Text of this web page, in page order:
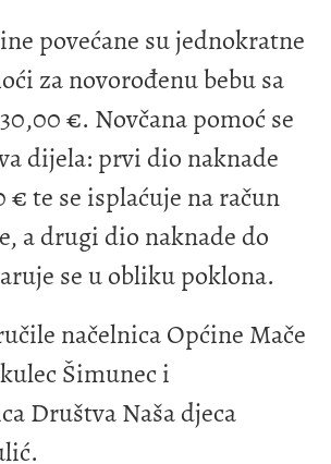
povećane su jednokratne
za novorođenu bebu sa
€. Novčana pomoć se
dijela: prvi dio naknade
te se isplaćuje na račun
a drugi dio naknade do
se u obliku poklona.
načelnica Općine Mače
Šimunec i
Društva Naša djeca